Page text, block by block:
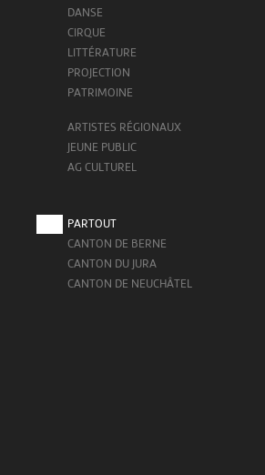
DANSE
CIRQUE
LITTÉRATURE
PROJECTION
PATRIMOINE
ARTISTES RÉGIONAUX
JEUNE PUBLIC
AG CULTUREL
PARTOUT
CANTON DE BERNE
CANTON DU JURA
CANTON DE NEUCHÂTEL